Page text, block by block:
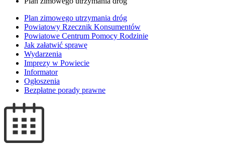
Plan zimowego utrzymania dróg
Powiatowy Rzecznik Konsumentów
Powiatowe Centrum Pomocy Rodzinie
Jak załatwić sprawę
Wydarzenia
Imprezy w Powiecie
Informator
Ogłoszenia
Bezpłatne porady prawne